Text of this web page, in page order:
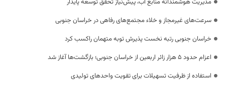
سرعت‌های غیرمجاز و خلاء مجتمع‌های رفاهی در خراسان جنوبی
خراسان جنوبی رتبه نخست پذیرش توبه متهمان راکسب کرد
اعزام حدود 5 هزار زائر اربعین از خراسان جنوبی؛ بازگشت‌ها آغاز شد
استفاده از ظرفیت تسهیلات برای تقویت واحدهای تولیدی